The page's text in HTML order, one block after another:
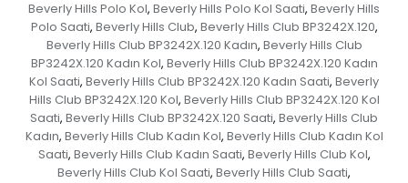
Beverly Hills Polo Kol, Beverly Hills Polo Kol Saati, Beverly Hills
Polo Saati, Beverly Hills Club, Beverly Hills Club BP3242X.120,
Beverly Hills Club BP3242X.120 Kadın, Beverly Hills Club
BP3242X.120 Kadın Kol, Beverly Hills Club BP3242X.120 Kadın
Kol Saati, Beverly Hills Club BP3242X.120 Kadın Saati, Beverly
Hills Club BP3242X.120 Kol, Beverly Hills Club BP3242X.120 Kol
Saati, Beverly Hills Club BP3242X.120 Saati, Beverly Hills Club
Kadın, Beverly Hills Club Kadın Kol, Beverly Hills Club Kadın Kol
Saati, Beverly Hills Club Kadın Saati, Beverly Hills Club Kol,
Beverly Hills Club Kol Saati, Beverly Hills Club Saati,